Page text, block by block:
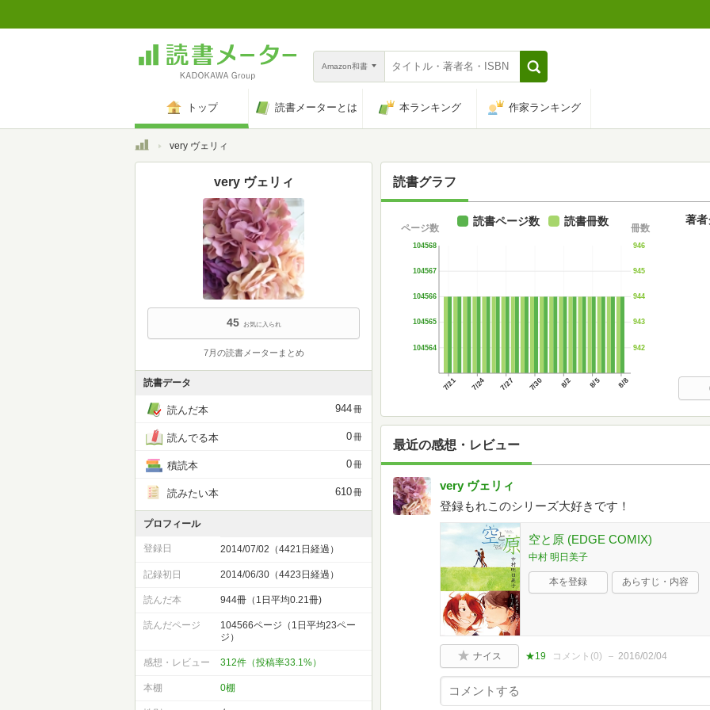
Amazon和書
トップ 読書メーターとは 本ランキング 作家ランキング
トップvery ヴェリィ
読書グラフ
7/21 7/24 7/27 7/30 8/2 8/5 8/8
104564
104565
104566
104567
104568
ページ数
942
943
944
945
946
冊数
読書ページ数 読書冊数 著者
最近の感想・レビュー
very ヴェリィ
登録もれこのシリーズ大好きです！
空と原 (EDGE COMIX)
中村 明日美子
本を登録 あらすじ・内容
ナイス ★19 コメント(0) 2016/02/04
very ヴェリィ
45 お気に入られ
7月の読書メーターまとめ
読書データ
読んだ本 944冊
読んでる本 0冊
積読本 0冊
読みたい本 610冊
プロフィール
登録日 2014/07/02（4421日経過）
記録初日 2014/06/30（4423日経過）
読んだ本 944冊（1日平均0.21冊)
読んだページ
104566ページ（1日平均23ペー
ジ）
感想・レビュー 312件（投稿率33.1%）
本棚 0棚